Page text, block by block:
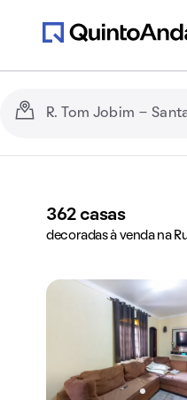
362 casas
decoradas à venda na